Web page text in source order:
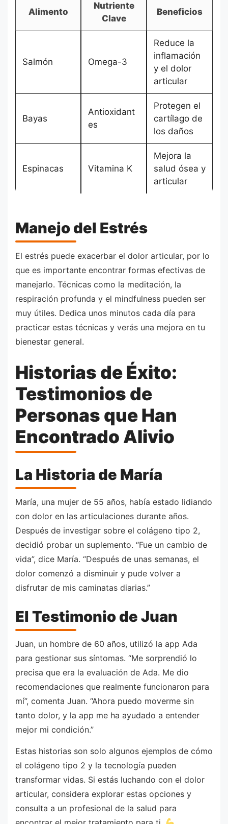
Alimento
Nutriente
Clave
Beneficios
Salmón Omega-3
Reduce la
inflamación
y el dolor
articular
Bayas
Antioxidant
es
Protegen el
cartílago de
los daños
Espinacas Vitamina K
Mejora la
salud ósea y
articular
Manejo del Estrés
El estrés puede exacerbar el dolor articular, por lo
que es importante encontrar formas efectivas de
manejarlo. Técnicas como la meditación, la
respiración profunda y el mindfulness pueden ser
muy útiles. Dedica unos minutos cada día para
practicar estas técnicas y verás una mejora en tu
bienestar general.
Historias de Éxito:
Testimonios de
Personas que Han
Encontrado Alivio
La Historia de María
María, una mujer de 55 años, había estado lidiando
con dolor en las articulaciones durante años.
Después de investigar sobre el colágeno tipo 2,
decidió probar un suplemento. “Fue un cambio de
vida”, dice María. “Después de unas semanas, el
dolor comenzó a disminuir y pude volver a
disfrutar de mis caminatas diarias.”
El Testimonio de Juan
Juan, un hombre de 60 años, utilizó la app Ada
para gestionar sus síntomas. “Me sorprendió lo
precisa que era la evaluación de Ada. Me dio
recomendaciones que realmente funcionaron para
mí”, comenta Juan. “Ahora puedo moverme sin
tanto dolor, y la app me ha ayudado a entender
mejor mi condición.”
Estas historias son solo algunos ejemplos de cómo
el colágeno tipo 2 y la tecnología pueden
transformar vidas. Si estás luchando con el dolor
articular, considera explorar estas opciones y
consulta a un profesional de la salud para